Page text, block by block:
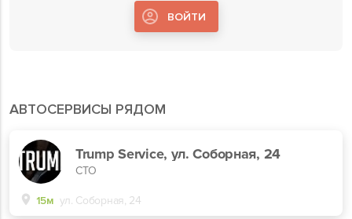
АВТОСЕРВИСЫ РЯДОМ
Trump Service, ул. Соборная, 24
СТО
15м ул. Соборная, 24
ВОЙТИ